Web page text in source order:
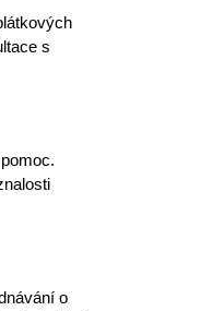
s
o